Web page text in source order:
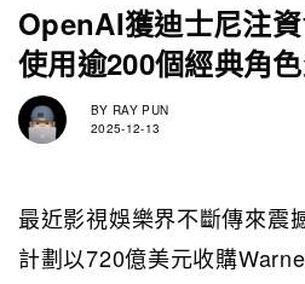
OpenAI獲迪士尼注
使用逾200個經典角
BY RAY PUN
2025-12-13
最近影視娛樂界不斷傳來震
計劃以720億美元收購